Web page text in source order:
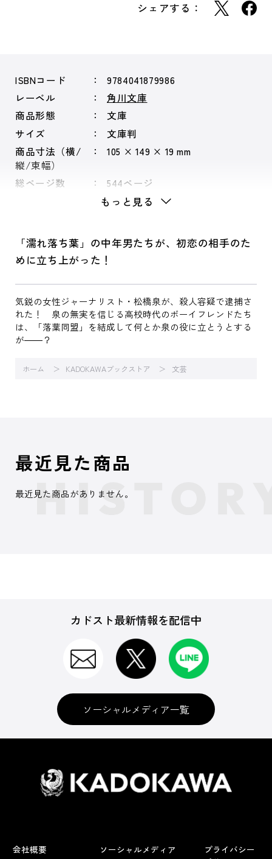
シェアする：
ISBNコード
9784041879986
レーベル
角川文庫
商品形態
文庫
サイズ
文庫判
商品寸法（横/
縦/束幅）
105 × 149 × 19 mm
総ページ数 544ページ
もっと見る
「濡れ落ち葉」の中年男たちが、初恋の相手のた
めに立ち上がった！
気鋭の女性ジャーナリスト・松橋泉が、殺人容疑で逮捕さ
れた！ 泉の無実を信じる高校時代のボーイフレンドたち
は、「落葉同盟」を結成して何とか泉の役に立とうとする
が――？
ホーム KADOKAWAブックストア 文芸
最近見た商品
最近見た商品がありません。
カドスト最新情報を配信中
ソーシャルメディア一覧
会社概要 ソーシャルメディア
プライバシー